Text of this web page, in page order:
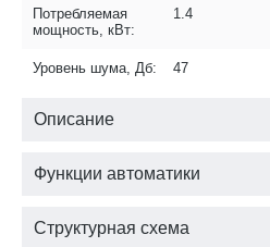
Потребляемая
мощность, кВт:
1.4
Уровень шума, Дб: 47
Описание
Функции автоматики
Структурная схема